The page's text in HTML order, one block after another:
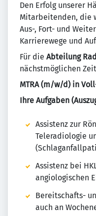
Den Erfolg unserer
Mitarbeitenden, die
Aus-, Fort- und
Karrierewege und
Für die Abteilung
nächstmöglichen
MTRA (m/w/d) in
Ihre Aufgaben
Assistenz zur
Teleradiologie
Assistenz bei
angiologischen
Bereitschafts-
auch an